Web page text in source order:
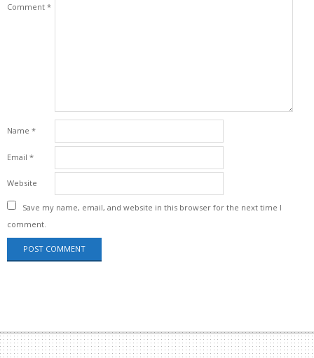
Comment *
Name *
Email *
Website
Save my name, email, and website in this browser for the next time I
comment.